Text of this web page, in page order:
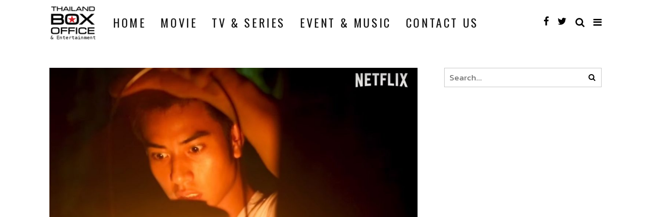
HOME MOVIE TV & SERIES EVENT & MUSIC CONTACT US